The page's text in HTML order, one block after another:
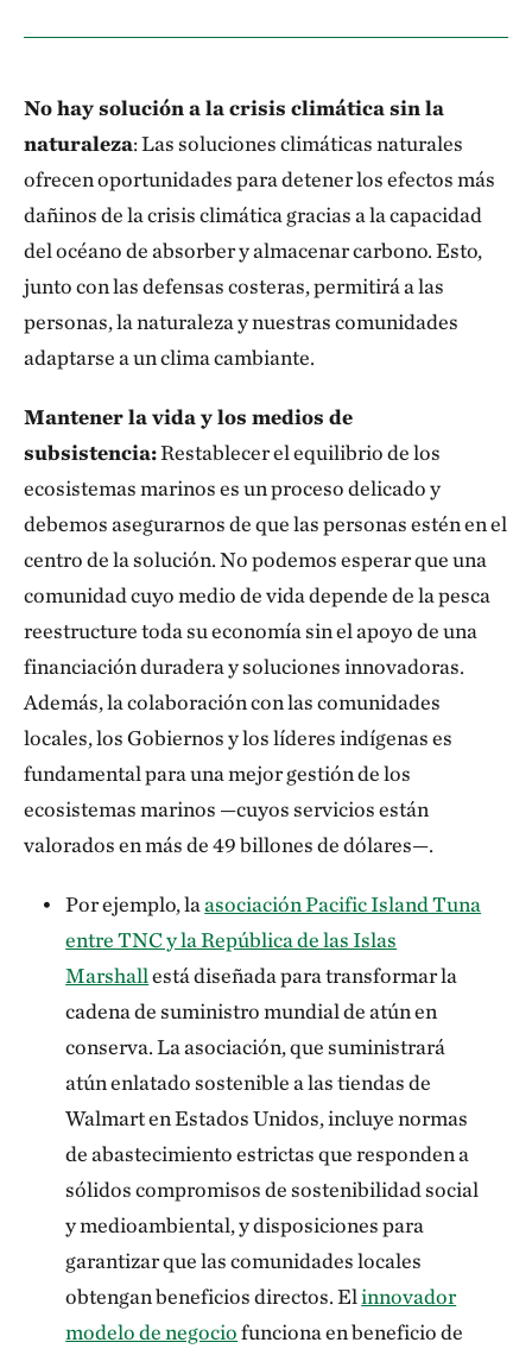
No hay solución a la crisis climática sin la
naturaleza: Las soluciones climáticas naturales
ofrecen oportunidades para detener los efectos más
dañinos de la crisis climática gracias a la capacidad
del océano de absorber y almacenar carbono. Esto,
junto con las defensas costeras, permitirá a las
personas, la naturaleza y nuestras comunidades
adaptarse a un clima cambiante.
Mantener la vida y los medios de
subsistencia:Restablecer el equilibrio de los
ecosistemas marinos es un proceso delicado y
debemos asegurarnos de que las personas estén en el
centro de la solución. No podemos esperar que una
comunidad cuyo medio de vida depende de la pesca
reestructure toda su economía sin el apoyo de una
financiación duradera y soluciones innovadoras.
Además, la colaboración con las comunidades
locales, los Gobiernos y los líderes indígenas es
fundamental para una mejor gestión de los
ecosistemas marinos —cuyos servicios están
valorados en más de 49 billones de dólares—.
Por ejemplo, laasociación Pacific Island Tuna
entre TNC y la República de las Islas
Marshallestá diseñada para transformar la
cadena de suministro mundial de atún en
conserva. La asociación, que suministrará
atún enlatado sostenible a las tiendas de
Walmart en Estados Unidos, incluye normas
de abastecimiento estrictas que responden a
sólidos compromisos de sostenibilidad social
y medioambiental, y disposiciones para
garantizar que las comunidades locales
obtengan beneficios directos. Elinnovador
modelo de negociofunciona en beneficio de